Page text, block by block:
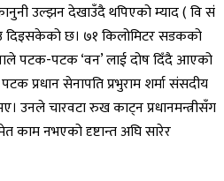
उल्झन देखाउँदै थपिएको म्याद ( वि सं
दिइसकेको छ। ७१ किलोमिटर सडकको
पटक-पटक ‘वन’ लाई दोष दिँदै आएको
प्रधान सेनापति प्रभुराम शर्मा संसदीय
उनले चारवटा रुख काट्न प्रधानमन्त्रीसँग
काम नभएको दृष्टान्त अघि सारेर